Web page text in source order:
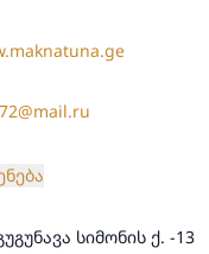
სიმონის ქ. -13